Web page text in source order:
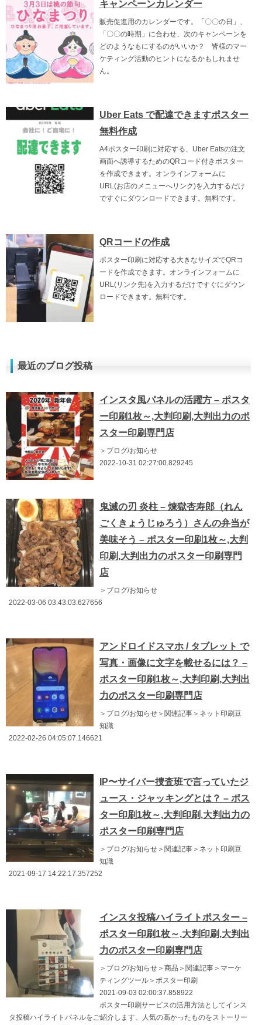
キャンペーンカレンダー
販売促進用のカレンダーです。「〇〇の日」、
「〇〇の時期」に合わせ、次のキャンペーンを
どのようなもにするのがいいか？ 皆様のマー
ケティング活動のヒントになるかもしれませ
ん。
Uber Eats で配達できますポスター
無料作成
A4ポスター印刷に対応する、Uber Eatsの注文
画面へ誘導するためのQRコード付きポスター
を作成できます。オンラインフォームに
URL(お店のメニューへリンク)を入力するだけ
ですぐにダウンロードできます。無料です。
QRコードの作成
ポスター印刷に対応する大きなサイズでQRコ
ードを作成できます。オンラインフォームに
URL(リンク先)を入力するだけですぐにダウン
ロードできます。無料です。
最近のブログ投稿
インスタ風パネルの活躍方 – ポスタ
ー印刷1枚～,大判印刷,大判出力のポ
スター印刷専門店
＞ブログ/お知らせ
2022-10-31 02:27:00.829245
鬼滅の刃 炎柱 – 煉獄杏寿郎（れん
ごくきょうじゅろう）さんの弁当が
美味そう – ポスター印刷1枚～,大判
印刷,大判出力のポスター印刷専門
店
＞ブログ/お知らせ
2022-03-06 03:43:03.627656
アンドロイドスマホ / タブレット で
写真・画像に文字を載せるには？ –
ポスター印刷1枚～,大判印刷,大判出
力のポスター印刷専門店
＞ブログ/お知らせ＞関連記事＞ネット印刷豆
知識
2022-02-26 04:05:07.146621
IP〜サイバー捜査班で言っていたジ
ュース・ジャッキングとは？ – ポス
ター印刷1枚～,大判印刷,大判出力の
ポスター印刷専門店
＞ブログ/お知らせ＞関連記事＞ネット印刷豆
知識
2021-09-17 14:22:17.357252
インスタ投稿ハイライトポスター –
ポスター印刷1枚～,大判印刷,大判出
力のポスター印刷専門店
＞ブログ/お知らせ＞商品＞関連記事＞マーケ
ティングツール＞ポスター印刷
2021-09-03 02:00:37.858922
ポスター印刷サービスの活用方法としてインス
タ投稿ハイライトパネルをご紹介します。人気の高かったものをストーリー